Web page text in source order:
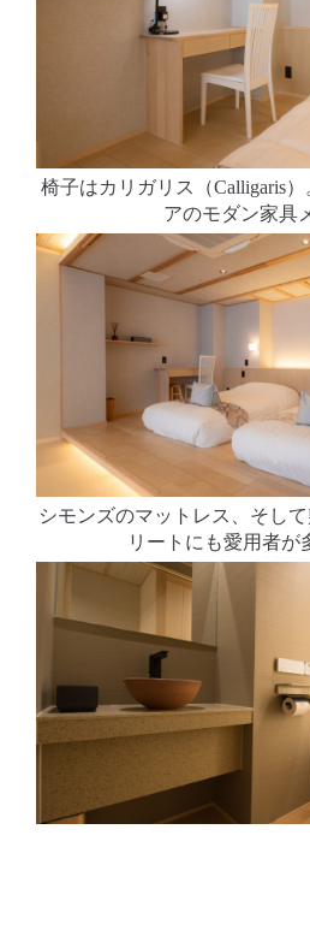
椅子はカリガリス（Calligaris
アのモダン家具
シモンズのマットレス、そし
リートにも愛用者が